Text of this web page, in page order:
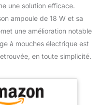
une solution efficace.
ampoule de 18 W et sa
une amélioration notable
à mouches électrique est
en toute simplicité.